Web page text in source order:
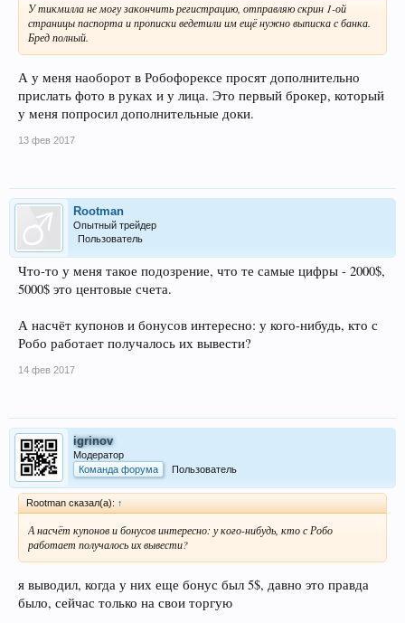
У тикмилла не могу закончить регистрацию, отправляю скрин 1-ой
страницы паспорта и прописки ведетили им ещё нужно выписка с банка.
Бред полный.
А у меня наоборот в Робофорексе просят дополнительно
прислать фото в руках и у лица. Это первый брокер, который
у меня попросил дополнительные доки.
13 фев 2017
Rootman
Опытный трейдер
Пользователь
Что-то у меня такое подозрение, что те самые цифры - 2000$,
5000$ это центовые счета.
А насчёт купонов и бонусов интересно: у кого-нибудь, кто с
Робо работает получалось их вывести?
14 фев 2017
igrinov
Модератор
Команда форума
Пользователь
Rootman сказал(а): ↑
А насчёт купонов и бонусов интересно: у кого-нибудь, кто с Робо
работает получалось их вывести?
я выводил, когда у них еще бонус был 5$, давно это правда
было, сейчас только на свои торгую